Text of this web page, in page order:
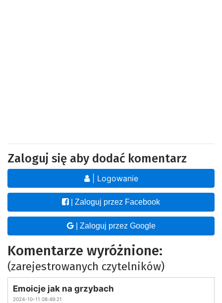
Zaloguj się aby dodać komentarz
| Logowanie
| Zaloguj przez Facebook
| Zaloguj przez Google
Komentarze wyróżnione:
(zarejestrowanych czytelników)
Emoicje jak na grzybach
2024-10-11 08:49:21